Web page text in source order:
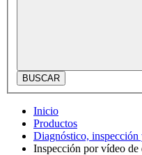
BUSCAR
Inicio
Productos
Diagnóstico, inspección
Inspección por vídeo de